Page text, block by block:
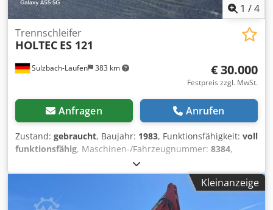
1 /4
Sulzbach-Laufen 383 km
Trennschleifer
HOLTEC ES 121
€ 30.000
Festpreis zzgl. MwSt.
Anfragen Anrufen
Zustand: gebraucht, Baujahr: 1983, Funktionsfähigkeit: voll
funktionsfähig, Maschinen-/Fahrzeugnummer: 8384,
, Gesamtbreite:
Gesamthöhe:4.000 mm, gebrauchte Holtec Kappsäge bis
zuletzt in benutzung Djdjzp Rn Uopfx Afieck
Kleinanzeige